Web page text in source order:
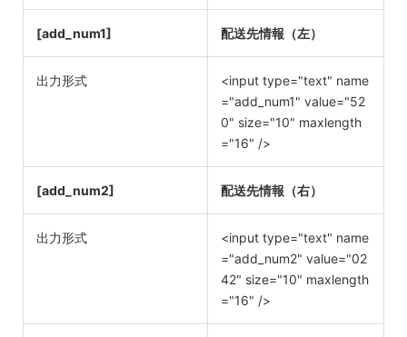
[add_num1] 配送先情報（左）
出力形式
<input type="text" name
="add_num1" value="52
0" size="10" maxlength
="16" />
[add_num2] 配送先情報（右）
出力形式
<input type="text" name
="add_num2" value="02
42" size="10" maxlength
="16" />